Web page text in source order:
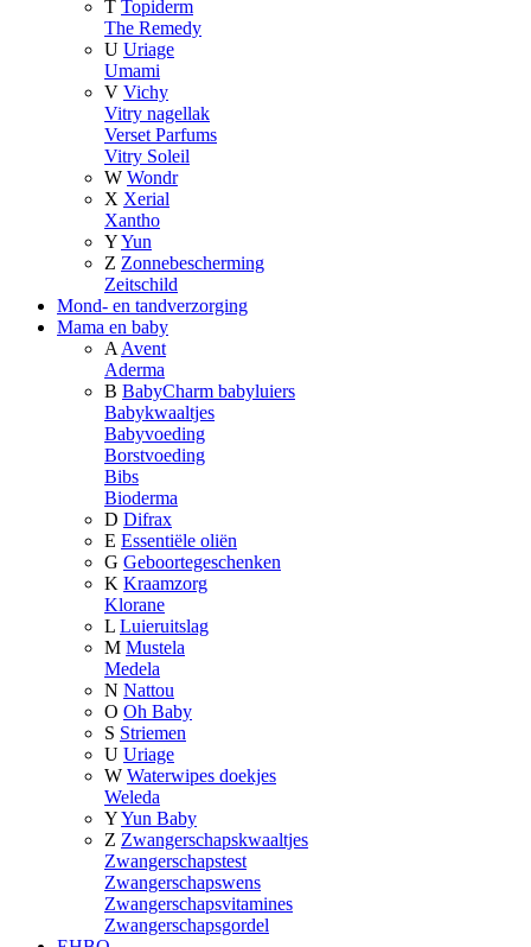
T Topiderm
The Remedy
U Uriage
Umami
V Vichy
Vitry nagellak
Verset Parfums
Vitry Soleil
W Wondr
X Xerial
Xantho
YYun
Z Zonnebescherming
Zeitschild
Mond- en tandverzorging
Mama en baby
A Avent
Aderma
B BabyCharm babyluiers
Babykwaaltjes
Babyvoeding
Borstvoeding
Bibs
Bioderma
D Difrax
E Essentiële oliën
G Geboortegeschenken
K Kraamzorg
Klorane
L Luieruitslag
M Mustela
Medela
N Nattou
O Oh Baby
S Striemen
U Uriage
W Waterwipes doekjes
Weleda
YYun Baby
Z Zwangerschapskwaaltjes
Zwangerschapstest
Zwangerschapswens
Zwangerschapsvitamines
Zwangerschapsgordel